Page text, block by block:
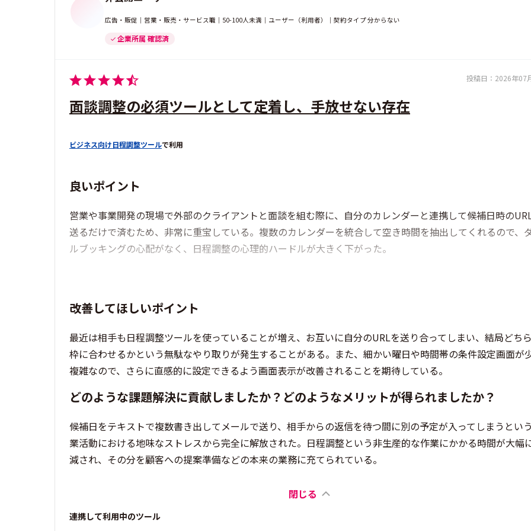
広告・販促｜営業・販売・サービス職｜50-100人未満｜ユーザー（利用者）｜契約タイプ 分からない
企業所属 確認済
投稿日： 2026年07
面談調整の必須ツールとして定着し、手放せない存在
ビジネス向け日程調整ツールで利用
良いポイント
営業や事業開発の現場で外部のクライアントと面談を組む際に、自分のカレンダーと連携して候補日時の
送るだけで済むため、非常に重宝している。複数のカレンダーを統合して空き時間を抽出してくれるので、
ルブッキングの心配がなく、日程調整の心理的ハードルが大きく下がった。
改善してほしいポイント
最近は相手も日程調整ツールを使っていることが増え、お互いに自分のURLを送り合ってしまい、結局どち
枠に合わせるかという無駄なやり取りが発生することがある。また、細かい曜日や時間帯の条件設定画面が
複雑なので、さらに直感的に設定できるよう画面表示が改善されることを期待している。
どのような課題解決に貢献しましたか？どのようなメリットが得られましたか？
候補日をテキストで複数書き出してメールで送り、相手からの返信を待つ間に別の予定が入ってしまうとい
業活動における地味なストレスから完全に解放された。日程調整という非生産的な作業にかかる時間が大幅
減され、その分を顧客への提案準備などの本来の業務に充てられている。
閉じる
連携して利用中のツール